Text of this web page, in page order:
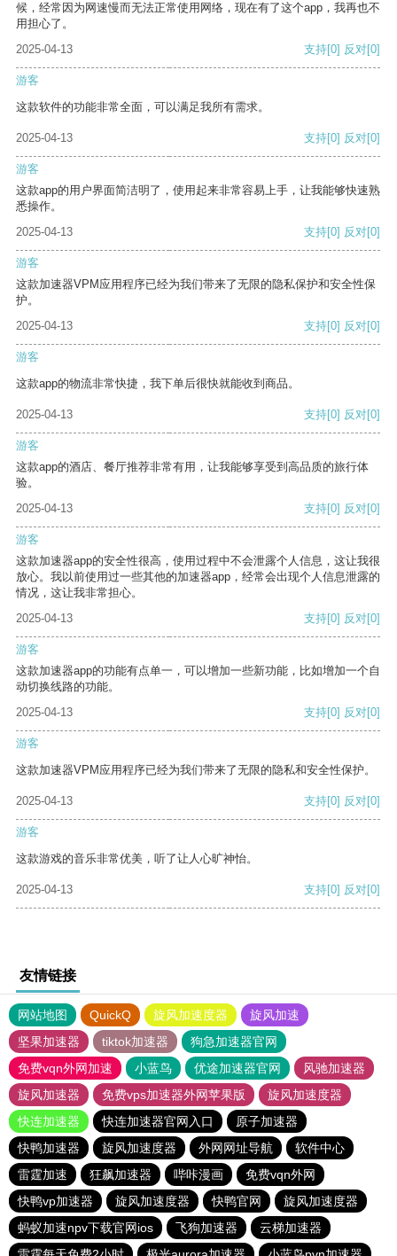
候，经常因为网速慢而无法正常使用网络，现在有了这个app，我再也不
用担心了。
2025-04-13
支持[0] 反对[0]
游客
这款软件的功能非常全面，可以满足我所有需求。
2025-04-13 支持[0] 反对[0]
游客
这款app的用户界面简洁明了，使用起来非常容易上手，让我能够快速熟
悉操作。
2025-04-13
支持[0] 反对[0]
游客
这款加速器VPM应用程序已经为我们带来了无限的隐私保护和安全性保
护。
2025-04-13
支持[0] 反对[0]
游客
这款app的物流非常快捷，我下单后很快就能收到商品。
2025-04-13 支持[0] 反对[0]
游客
这款app的酒店、餐厅推荐非常有用，让我能够享受到高品质的旅行体
验。
2025-04-13
支持[0] 反对[0]
游客
这款加速器app的安全性很高，使用过程中不会泄露个人信息，这让我很
放心。我以前使用过一些其他的加速器app，经常会出现个人信息泄露的
情况，这让我非常担心。
2025-04-13
支持[0] 反对[0]
游客
这款加速器app的功能有点单一，可以增加一些新功能，比如增加一个自
动切换线路的功能。
2025-04-13
支持[0] 反对[0]
游客
这款加速器VPM应用程序已经为我们带来了无限的隐私和安全性保护。
2025-04-13 支持[0] 反对[0]
游客
这款游戏的音乐非常优美，听了让人心旷神怡。
2025-04-13 支持[0] 反对[0]
友情链接
网站地图 QuickQ 旋风加速度器
旋风加速
坚果加速器
tiktok加速器
狗急加速器官网
免费vqn外网加速
小蓝鸟 优途加速器官网
风驰加速器
旋风加速器
免费vps加速器外网苹果版
旋风加速度器
快连加速器
快连加速器官网入口
原子加速器
快鸭加速器
旋风加速度器 外网网址导航
软件中心
雷霆加速
狂飙加速器 哔咔漫画
免费vqn外网
快鸭vp加速器
旋风加速度器 快鸭官网
旋风加速度器
蚂蚁加速npv下载官网ios
飞狗加速器
云梯加速器